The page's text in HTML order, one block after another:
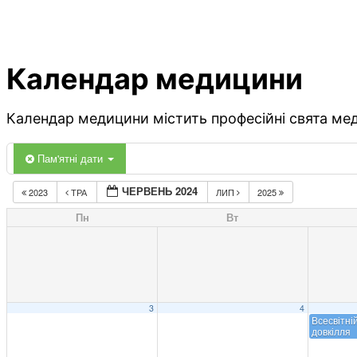
Календар медицини
Календар медицини містить професійні свята
Пам'ятні дати
2023 ТРА ЧЕРВЕНЬ 2024 ЛИП 2025
Пн Вт
3 4
довкілля